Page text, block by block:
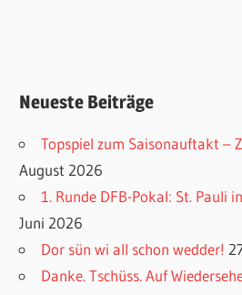
Neueste Beiträge
Topspiel zum Saisonauftakt –
August 2026
1. Runde DFB-Pokal: St. Pauli
Juni 2026
Dor sün wi all schon wedder!
Danke. Tschüss. Auf